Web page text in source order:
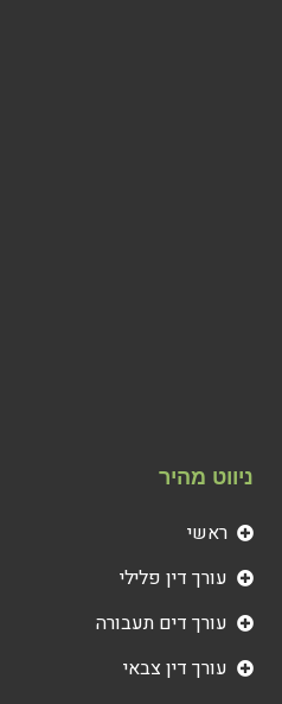
ניווט מהיר
ראשי
עורך דין פלילי
עורך דים תעבורה
עורך דין צבאי